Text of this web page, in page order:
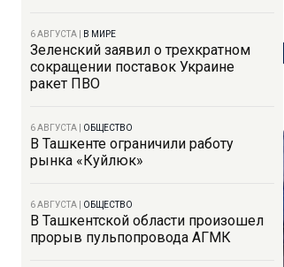
6 АВГУСТА В МИРЕ
Зеленский заявил о трехкратном
сокращении поставок Украине
ракет ПВО
6 АВГУСТА ОБЩЕСТВО
В Ташкенте ограничили работу
рынка «Куйлюк»
6 АВГУСТА ОБЩЕСТВО
В Ташкентской области произошел
прорыв пульпопровода АГМК